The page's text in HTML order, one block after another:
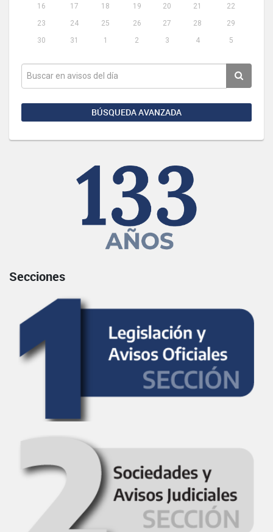
16
17 18 19 20 21
22
23
24 25 26 27 28
29
30
31 1 2 3 4 5
BÚSQUEDA AVANZADA
Secciones